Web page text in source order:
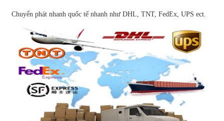
Chuyển phát nhanh quốc tế nhanh như DHL, TNT, FedEx, UPS ect.